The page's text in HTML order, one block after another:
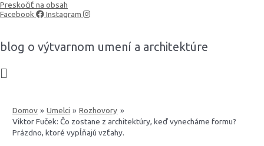
Preskočiť na obsah
Facebook
Instagram
blog o výtvarnom umení a architektúre
Domov Umelci
Rozhovory
Viktor Fuček: Čo zostane z architektúry, keď vynecháme formu?
Prázdno, ktoré vypĺňajú vzťahy.